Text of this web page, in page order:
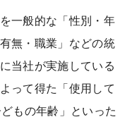
一般的な「性別・年
無・職業」などの統
当社が実施している
って得た「使用して
もの年齢」といった